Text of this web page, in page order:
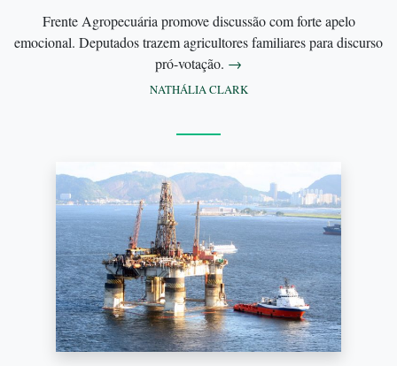
Frente Agropecuária promove discussão com forte apelo
emocional. Deputados trazem agricultores familiares para discurso
pró-votação. →
NATHÁLIA CLARK